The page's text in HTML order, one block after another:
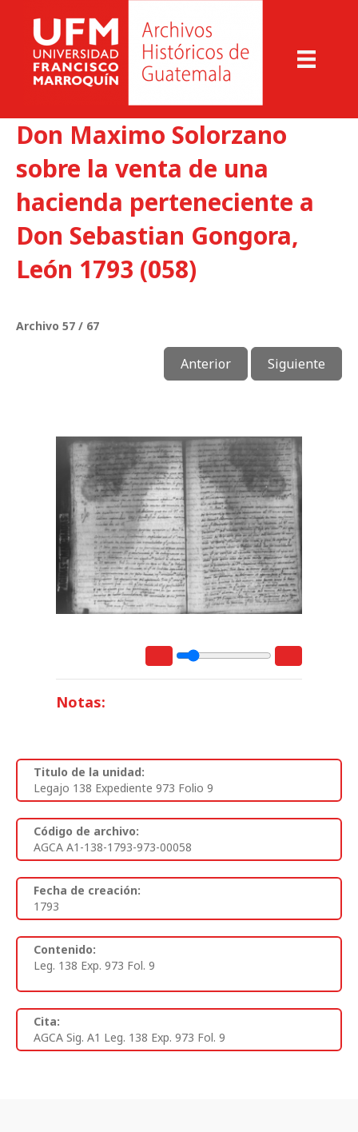
Don Maximo Solorzano
sobre la venta de una
hacienda perteneciente a
Don Sebastian Gongora,
León 1793 (058)
Archivo 57 / 67
Anterior Siguiente
Notas:
Titulo de la unidad:
Legajo 138 Expediente 973 Folio 9
Código de archivo:
AGCA A1-138-1793-973-00058
Fecha de creación:
1793
Contenido:
Leg. 138 Exp. 973 Fol. 9
Cita:
AGCA Sig. A1 Leg. 138 Exp. 973 Fol. 9